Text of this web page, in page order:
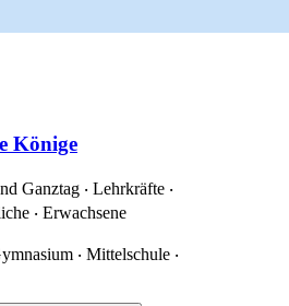
Könige
Ganztag ‧ Lehrkräfte ‧
‧ Erwachsene
‧ Mittelschule ‧